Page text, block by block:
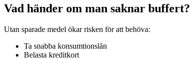
Vad händer om man saknar buffert?
Utan sparade medel ökar risken för att behöva:
Ta snabba konsumtionslån
Belasta kreditkort